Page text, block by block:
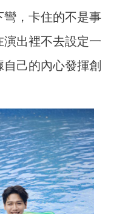
彎，卡住的不是事
出裡不去設定一
己的內心發揮創